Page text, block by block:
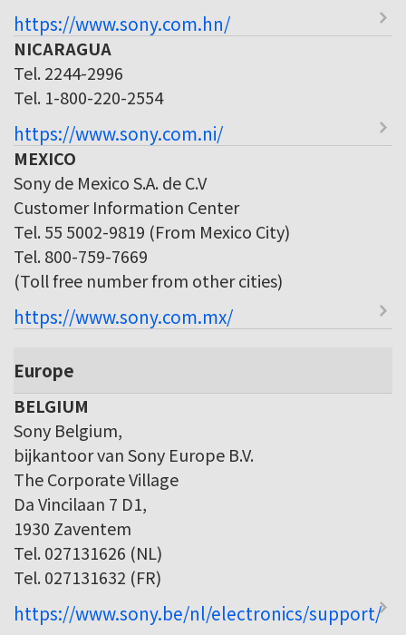
https://www.sony.com.hn/
NICARAGUA
Tel. 2244-2996
Tel. 1-800-220-2554
https://www.sony.com.ni/
MEXICO
Sony de Mexico S.A. de C.V
Customer Information Center
Tel. 55 5002-9819 (From Mexico City)
Tel. 800-759-7669
(Toll free number from other cities)
https://www.sony.com.mx/
Europe
BELGIUM
Sony Belgium,
bijkantoor van Sony Europe B.V.
The Corporate Village
Da Vincilaan 7 D1,
1930 Zaventem
Tel. 027131626 (NL)
Tel. 027131632 (FR)
https://www.sony.be/nl/electronics/support/